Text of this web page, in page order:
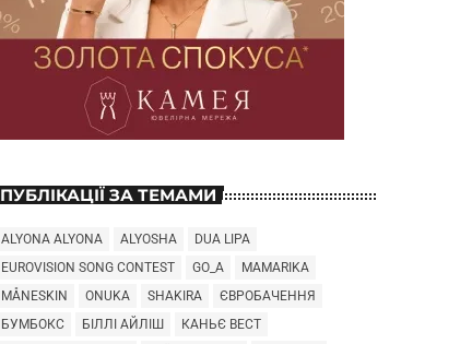
ПУБЛІКАЦІЇ ЗА ТЕМАМИ
ALYONA ALYONA ALYOSHA
DUA LIPA
EUROVISION SONG CONTEST
GO_A
MAMARIKA
MÅNESKIN
ONUKA SHAKIRA
ЄВРОБАЧЕННЯ
БУМБОКС
БІЛЛІ АЙЛІШ
КАНЬЄ ВЕСТ